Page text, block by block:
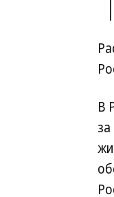
В